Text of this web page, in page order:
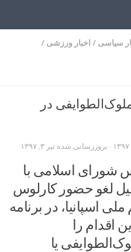
سیاسی / اخبار ورزشی /
در
· بروزرسانی شده تیر ۳, ۱۳۹۷
شورای اسلامی با
لغو حضور کارلوس
اسپانیا، در برنامه
اقدام را
یا